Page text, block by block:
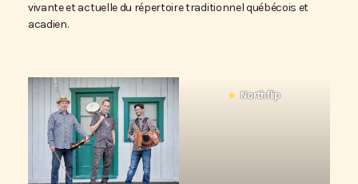
vivante et actuelle du répertoire traditionnel québécois et
acadien.
Northflip